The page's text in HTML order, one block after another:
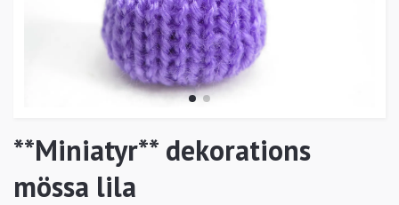
**Miniatyr** dekorations
mössa lila